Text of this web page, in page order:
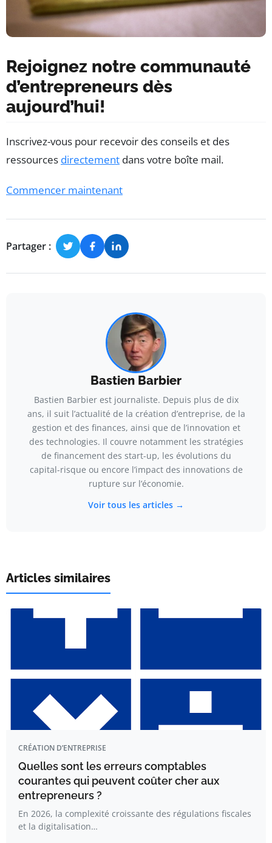
Rejoignez notre communauté
d’entrepreneurs dès
aujourd’hui!
Inscrivez-vous pour recevoir des conseils et des
ressources directement dans votre boîte mail.
Commencer maintenant
Partager :
Bastien Barbier
Bastien Barbier est journaliste. Depuis plus de dix
ans, il suit l’actualité de la création d’entreprise, de la
gestion et des finances, ainsi que de l’innovation et
des technologies. Il couvre notamment les stratégies
de financement des start-up, les évolutions du
capital-risque ou encore l’impact des innovations de
rupture sur l’économie.
Voir tous les articles →
Articles similaires
CRÉATION D’ENTREPRISE
Quelles sont les erreurs comptables
courantes qui peuvent coûter cher aux
entrepreneurs ?
En 2026, la complexité croissante des régulations fiscales
et la digitalisation…